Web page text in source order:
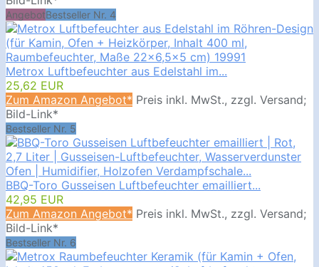
AngebotBestseller Nr. 4
Metrox Luftbefeuchter aus Edelstahl im...
25,62 EUR
Zum Amazon Angebot* Preis inkl. MwSt., zzgl. Versand;
Bild-Link*
Bestseller Nr. 5
BBQ-Toro Gusseisen Luftbefeuchter emailliert...
42,95 EUR
Zum Amazon Angebot* Preis inkl. MwSt., zzgl. Versand;
Bild-Link*
Bestseller Nr. 6